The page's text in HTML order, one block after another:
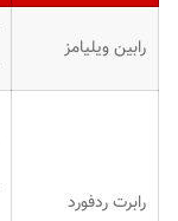
رابین ویلیامز
رابرت ردفورد